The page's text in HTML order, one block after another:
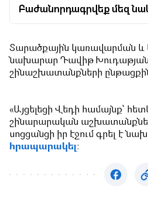
Բաժանորդագրվեք մեզ
Տարածքային կառավարման և
նախարար Դավիթ
շինաշխատանքների
«Այցելեցի Վեդի համայնք՝
շինարարական
սոցցանցի իր էջում գրել է
հրապարակել: